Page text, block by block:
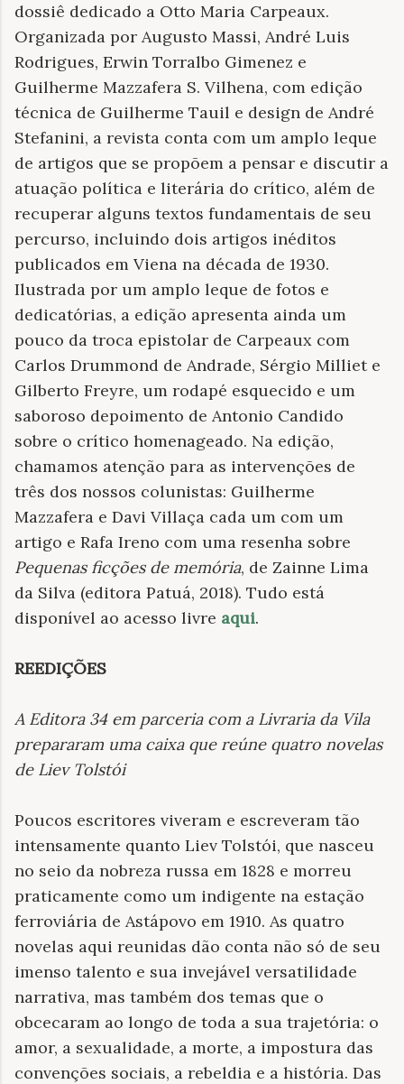
dossiê dedicado a Otto Maria Carpeaux.
Organizada por Augusto Massi, André Luis
Rodrigues, Erwin Torralbo Gimenez e
Guilherme Mazzafera S. Vilhena, com edição
técnica de Guilherme Tauil e design de André
Stefanini, a revista conta com um amplo leque
de artigos que se propõem a pensar e discutir a
atuação política e literária do crítico, além de
recuperar alguns textos fundamentais de seu
percurso, incluindo dois artigos inéditos
publicados em Viena na década de 1930.
Ilustrada por um amplo leque de fotos e
dedicatórias, a edição apresenta ainda um
pouco da troca epistolar de Carpeaux com
Carlos Drummond de Andrade, Sérgio Milliet e
Gilberto Freyre, um rodapé esquecido e um
saboroso depoimento de Antonio Candido
sobre o crítico homenageado. Na edição,
chamamos atenção para as intervenções de
três dos nossos colunistas: Guilherme
Mazzafera e Davi Villaça cada um com um
artigo e Rafa Ireno com uma resenha sobre
Pequenas ficções de memória, de Zainne Lima
da Silva (editora Patuá, 2018). Tudo está
disponível ao acesso livre aqui.
REEDIÇÕES
A Editora 34 em parceria com a Livraria da Vila
prepararam uma caixa que reúne quatro novelas
de Liev Tolstói
Poucos escritores viveram e escreveram tão
intensamente quanto Liev Tolstói, que nasceu
no seio da nobreza russa em 1828 e morreu
praticamente como um indigente na estação
ferroviária de Astápovo em 1910. As quatro
novelas aqui reunidas dão conta não só de seu
imenso talento e sua invejável versatilidade
narrativa, mas também dos temas que o
obcecaram ao longo de toda a sua trajetória: o
amor, a sexualidade, a morte, a impostura das
convenções sociais, a rebeldia e a história. Das